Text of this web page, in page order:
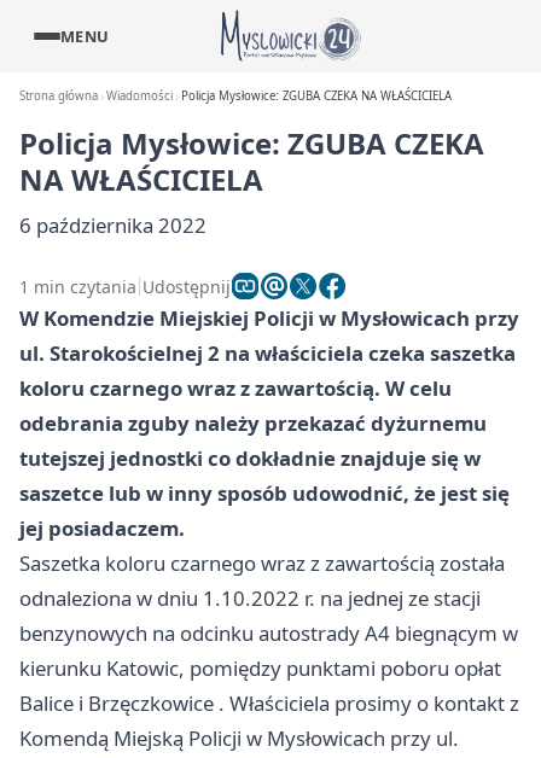
MENU
Strona główna Wiadomości Policja Mysłowice: ZGUBA CZEKA NA WŁAŚCICIELA
Policja Mysłowice: ZGUBA CZEKA
NA WŁAŚCICIELA
6 października 2022
1 min czytania Udostępnij
W Komendzie Miejskiej Policji w Mysłowicach przy
ul. Starokościelnej 2 na właściciela czeka saszetka
koloru czarnego wraz z zawartością. W celu
odebrania zguby należy przekazać dyżurnemu
tutejszej jednostki co dokładnie znajduje się w
saszetce lub w inny sposób udowodnić, że jest się
jej posiadaczem.
Saszetka koloru czarnego wraz z zawartością została
odnaleziona w dniu 1.10.2022 r. na jednej ze stacji
benzynowych na odcinku autostrady A4 biegnącym w
kierunku Katowic, pomiędzy punktami poboru opłat
Balice i Brzęczkowice . Właściciela prosimy o kontakt z
Komendą Miejską Policji w Mysłowicach przy ul.